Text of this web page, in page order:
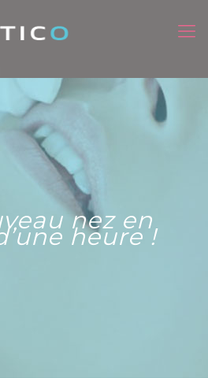
nez en
heure !